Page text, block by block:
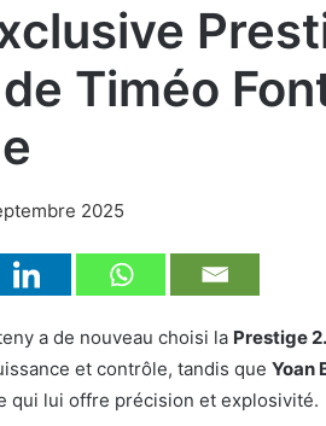
Timéo
2025
a de nouveau choisi la Prestige
et contrôle, tandis que Yoan
qui lui offre précision et explosivité.